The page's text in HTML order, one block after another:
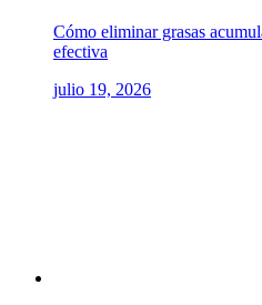
Cómo eliminar grasas
efectiva
julio 19, 2026